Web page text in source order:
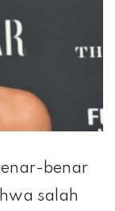
benar
salah